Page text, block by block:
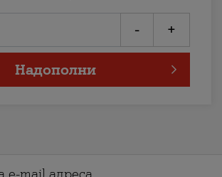
- +
Надополни